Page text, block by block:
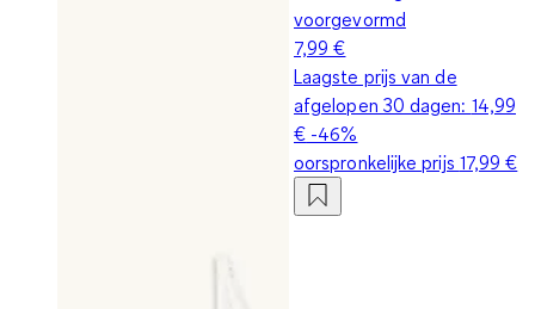
voorgevormd
7,99 €
Laagste prijs van de
afgelopen 30 dagen: 14,99
€ -46%
oorspronkelijke prijs 17,99 €